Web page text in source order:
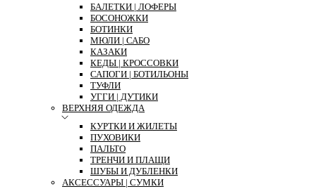
БАЛЕТКИ | ЛОФЕРЫ
БОСОНОЖКИ
БОТИНКИ
МЮЛИ | САБО
КАЗАКИ
КЕДЫ | КРОССОВКИ
САПОГИ | БОТИЛЬОНЫ
ТУФЛИ
УГГИ | ДУТИКИ
ВЕРХНЯЯ ОДЕЖДА
КУРТКИ И ЖИЛЕТЫ
ПУХОВИКИ
ПАЛЬТО
ТРЕНЧИ И ПЛАЩИ
ШУБЫ И ДУБЛЕНКИ
АКСЕССУАРЫ | СУМКИ